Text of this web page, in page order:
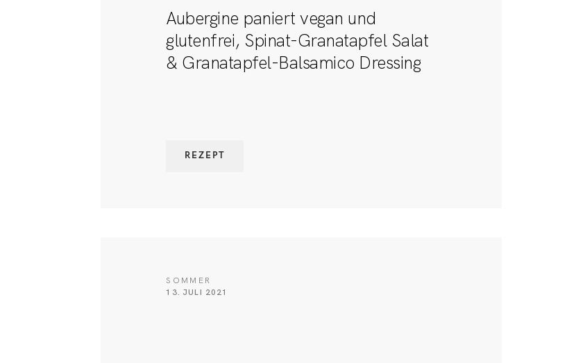
Aubergine paniert vegan und
glutenfrei, Spinat-Granatapfel Salat
& Granatapfel-Balsamico Dressing
REZEPT
SOMMER
13. JULI 2021